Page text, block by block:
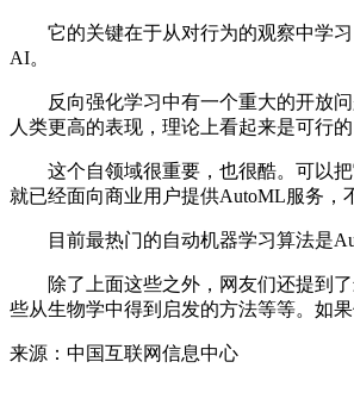
它的关键在于从对行为的观察中学习
AI。
反向强化学习中有一个重大的开放问
人类更高的表现，理论上看起来是可行
这个自领域很重要，也很酷。可以把
就已经面向商业用户提供AutoML服务，
目前最热门的自动机器学习算法是
除了上面这些之外，网友们还提到了最
些从生物学中得到启发的方法等等。如
来源：中国互联网信息中心